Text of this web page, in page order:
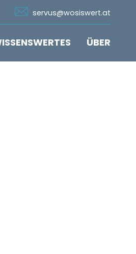
servus@wosiswert.at
ÜBER